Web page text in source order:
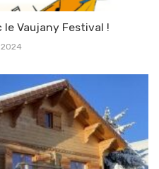
Vaujany Festival !